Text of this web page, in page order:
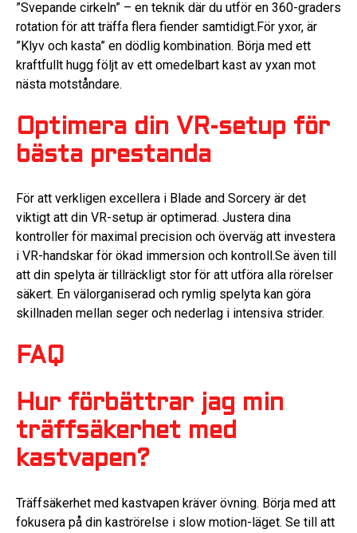
”Svepande cirkeln” – en teknik där du utför en 360-graders
rotation för att träffa flera fiender samtidigt.För yxor, är
”Klyv och kasta” en dödlig kombination. Börja med ett
kraftfullt hugg följt av ett omedelbart kast av yxan mot
nästa motståndare.
Optimera din VR-setup för
bästa prestanda
För att verkligen excellera i Blade and Sorcery är det
viktigt att din VR-setup är optimerad. Justera dina
kontroller för maximal precision och överväg att investera
i VR-handskar för ökad immersion och kontroll.Se även till
att din spelyta är tillräckligt stor för att utföra alla rörelser
säkert. En välorganiserad och rymlig spelyta kan göra
skillnaden mellan seger och nederlag i intensiva strider.
FAQ
Hur förbättrar jag min
träffsäkerhet med
kastvapen?
Träffsäkerhet med kastvapen kräver övning. Börja med att
fokusera på din kaströrelse i slow motion-läget. Se till att